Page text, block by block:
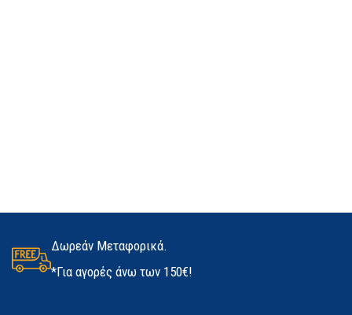
Δωρεάν Μεταφορικά.
*Για αγορές άνω των 150€!